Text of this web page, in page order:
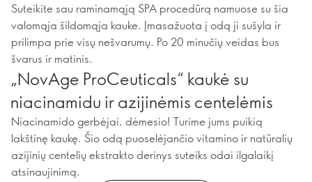
Suteikite sau raminamąją SPA procedūrą namuose su šia
valomąja šildomąja kauke. Įmasažuota į odą ji sušyla ir
prilimpa prie visų nešvarumų. Po 20 minučių veidas bus
švarus ir matinis.
„NovAge ProCeuticals“ kaukė su
niacinamidu ir azijinėmis centelėmis
Niacinamido gerbėjai, dėmesio! Turime jums puikią
lakštinę kaukę. Šio odą puoselėjančio vitamino ir natūralių
azijinių centelių ekstrakto derinys suteiks odai ilgalaikį
atsinaujinimą.